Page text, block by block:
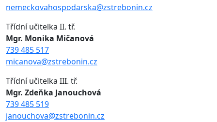
nemeckovahospodarska@zstrebonin.cz
Třídní učitelka II. tř.
Mgr. Monika Mičanová
739 485 517
micanova@zstrebonin.cz
Třídní učitelka III. tř.
Mgr. Zdeňka Janouchová
739 485 519
janouchova@zstrebonin.cz